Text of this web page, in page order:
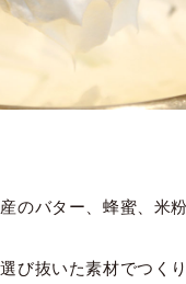
のバター、蜂蜜、米
び抜いた素材でつくり